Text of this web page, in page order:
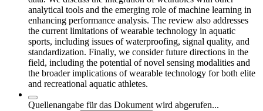
analytical tools and the emerging role of machine learning in
enhancing performance analysis. The review also addresses
the current limitations of wearable technology in aquatic
sports, including issues of waterproofing, signal quality, and
standardization. Finally, we consider future directions in the
field, including the potential of novel sensing modalities and
the broader implications of wearable technology for both elite
and recreational aquatic athletes.
Quellenangabe für das Dokument wird abgerufen...